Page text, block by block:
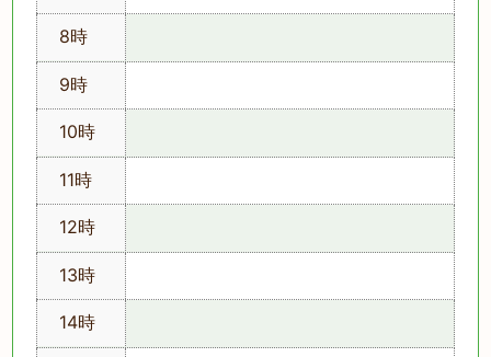
8時
9時
10時
11時
12時
13時
14時